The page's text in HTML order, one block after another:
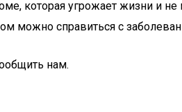
которая угрожает жизни и
можно справиться с
нам.